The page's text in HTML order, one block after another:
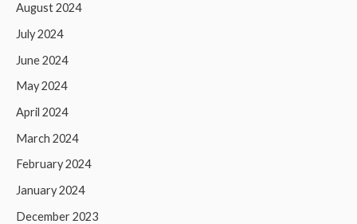
August 2024
July 2024
June 2024
May 2024
April 2024
March 2024
February 2024
January 2024
December 2023